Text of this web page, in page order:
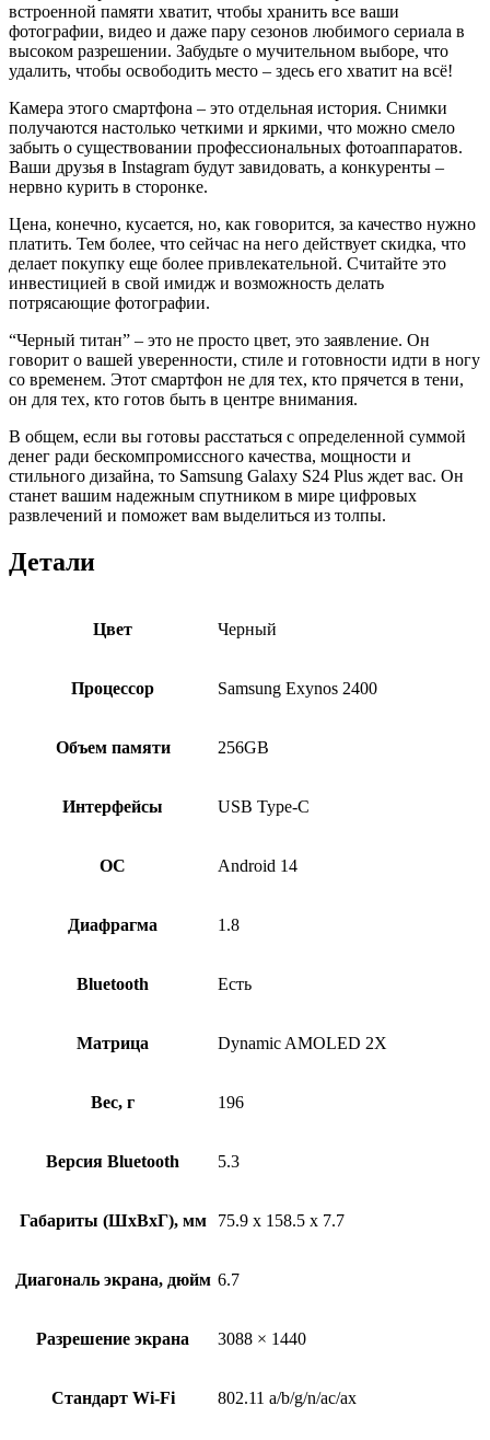
встроенной памяти хватит, чтобы хранить все ваши
фотографии, видео и даже пару сезонов любимого сериала в
высоком разрешении. Забудьте о мучительном выборе, что
удалить, чтобы освободить место – здесь его хватит на всё!
Камера этого смартфона – это отдельная история. Снимки
получаются настолько четкими и яркими, что можно смело
забыть о существовании профессиональных фотоаппаратов.
Ваши друзья в Instagram будут завидовать, а конкуренты –
нервно курить в сторонке.
Цена, конечно, кусается, но, как говорится, за качество нужно
платить. Тем более, что сейчас на него действует скидка, что
делает покупку еще более привлекательной. Считайте это
инвестицией в свой имидж и возможность делать
потрясающие фотографии.
“Черный титан” – это не просто цвет, это заявление. Он
говорит о вашей уверенности, стиле и готовности идти в ногу
со временем. Этот смартфон не для тех, кто прячется в тени,
он для тех, кто готов быть в центре внимания.
В общем, если вы готовы расстаться с определенной суммой
денег ради бескомпромиссного качества, мощности и
стильного дизайна, то Samsung Galaxy S24 Plus ждет вас. Он
станет вашим надежным спутником в мире цифровых
развлечений и поможет вам выделиться из толпы.
Детали
Цвет Черный
Процессор Samsung Exynos 2400
Объем памяти 256GB
Интерфейсы USB Type-C
ОС Android 14
Диафрагма 1.8
Bluetooth Есть
Матрица Dynamic AMOLED 2X
Вес, г 196
Версия Bluetooth 5.3
Габариты (ШxВxГ), мм 75.9 x 158.5 x 7.7
Диагональ экрана, дюйм 6.7
Разрешение экрана 3088 × 1440
Стандарт Wi-Fi 802.11 a/b/g/n/ac/ax